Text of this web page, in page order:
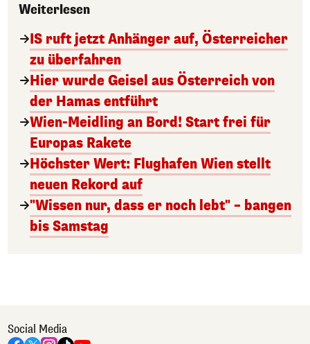
Weiterlesen
IS ruft jetzt Anhänger auf, Österreicher
zu überfahren
Hier wurde Geisel aus Österreich von
der Hamas entführt
Wien-Meidling an Bord! Start frei für
Europas Rakete
Höchster Wert: Flughafen Wien stellt
neuen Rekord auf
"Wissen nur, dass er noch lebt" – bangen
bis Samstag
Social Media